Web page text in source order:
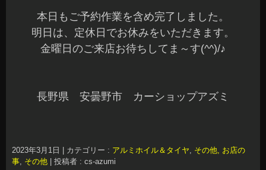
本日もご予約作業を含め完了しました。
明日は、定休日でお休みをいただきます。
金曜日のご来店お待ちしてま～す(^^)/♪
長野県 安曇野市 カーショップアズミ
2023年3月1日 カテゴリー : アルミホイル＆タイヤ, その他, お店の
事, その他 投稿者 : cs-azumi